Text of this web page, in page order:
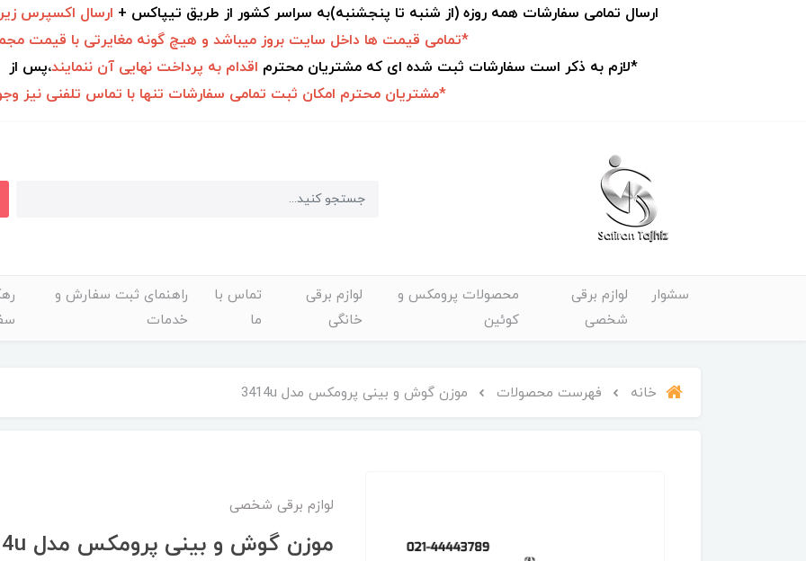
ارسال تمامی سفارشات همه روزه (از شنبه تا پنجشنبه)به سراسر کشور از طریق تیپاکس + ارسال اکسپرس زیر
*تمامی قیمت ها داخل سایت بروز میباشد و هیچ گونه مغایرتی با قیمت
*لازم به ذکر است سفارشات ثبت شده ای که مشتریان محترم اقدام به پرداخت نهایی آن ننمایند،پس از
*مشتریان محترم امکان ثبت تمامی سفارشات تنها با تماس تلفنی نیز
سشوار
لوازم برقی
شخصی
محصولات پرومکس و
کوئین
لوازم برقی
خانگی
تماس با
ما
راهنمای ثبت سفارش و
خدمات
خانه فهرست محصولات موزن گوش و بینی پرومکس مدل 3414u
لوازم برقی شخصی
موزن گوش و بینی پرومکس مدل 3414u